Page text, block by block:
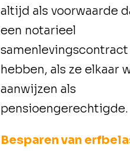
altijd als voorwaarde
een notarieel
hebben, als ze elkaar
aanwijzen als
pensioengerechtigde.
Besparen van